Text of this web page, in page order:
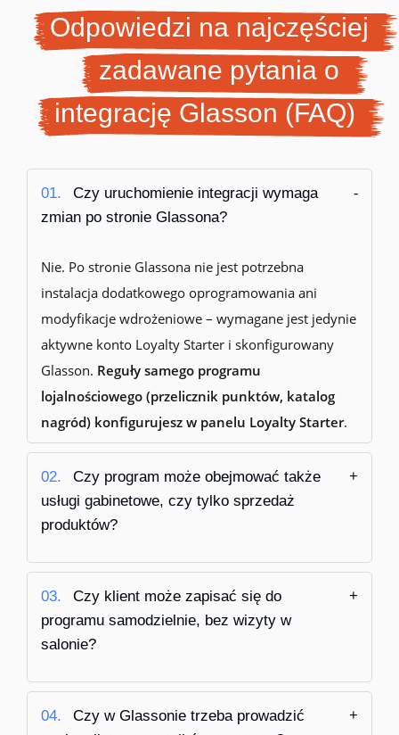
Odpowiedzi na najczęściej
zadawane pytania o
integrację Glasson (FAQ)
01.
Czy uruchomienie integracji wymaga
zmian po stronie Glassona?
Nie. Po stronie Glassona nie jest potrzebna
instalacja dodatkowego oprogramowania ani
modyfikacje wdrożeniowe – wymagane jest jedynie
aktywne konto Loyalty Starter i skonfigurowany
Glasson. Reguły samego programu
lojalnościowego (przelicznik punktów, katalog
nagród) konfigurujesz w panelu Loyalty Starter.
02.
Czy program może obejmować także
usługi gabinetowe, czy tylko sprzedaż
produktów?
03.
Czy klient może zapisać się do
programu samodzielnie, bez wizyty w
salonie?
04.
Czy w Glassonie trzeba prowadzić